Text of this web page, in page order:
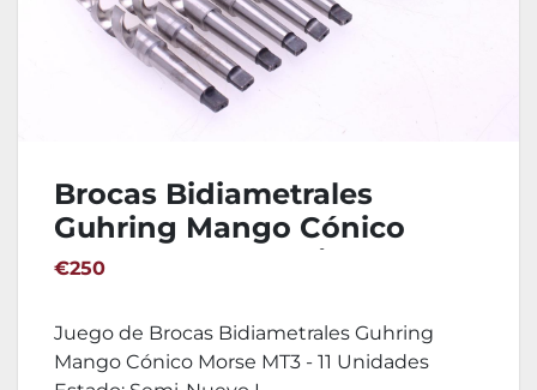
Brocas Bidiametrales
Guhring Mango Cónico
Morse MT3 - 11 Unidades
€250
Juego de Brocas Bidiametrales Guhring
Mango Cónico Morse MT3 - 11 Unidades